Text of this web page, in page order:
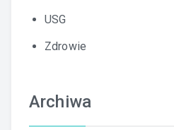
USG
Zdrowie
Archiwa